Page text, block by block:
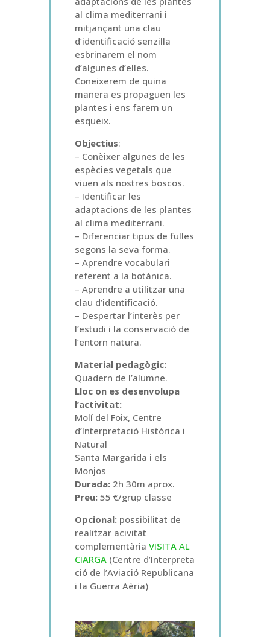
al clima mediterrani i
mitjançant una clau
d’identificació senzilla
esbrinarem el nom
d’algunes d’elles.
Coneixerem de quina
manera es propaguen les
plantes i ens farem un
esqueix.
Objectius:
– Conèixer algunes de les
espècies vegetals que
viuen als nostres boscos.
– Identificar les
adaptacions de les plantes
al clima mediterrani.
– Diferenciar tipus de fulles
segons la seva forma.
– Aprendre vocabulari
referent a la botànica.
– Aprendre a utilitzar una
clau d’identificació.
– Despertar l’interès per
l’estudi i la conservació de
l’entorn natura.
Material pedagògic:
Quadern de l’alumne.
Lloc on es desenvolupa
l’activitat:
Molí del Foix, Centre
d’Interpretació Històrica i
Natural
Santa Margarida i els
Monjos
Durada:2h 30m aprox.
Preu:55 €/grup classe
Opcional:possibilitat de
realitzar acivitat
complementària VISITA AL
CIARGA (Centre d’Interpreta
ció de l’Aviació Republicana
i la Guerra Aèria)